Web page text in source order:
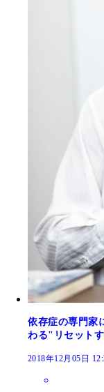
依存症の専門家
わる"リセット
2018年12月05日